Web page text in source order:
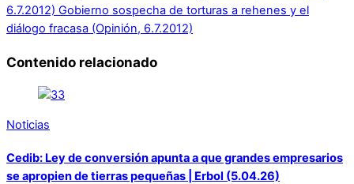
6.7.2012) Gobierno sospecha de torturas a rehenes y el
diálogo fracasa (Opinión, 6.7.2012)
Contenido relacionado
Noticias
Cedib: Ley de conversión apunta a que grandes empresarios
se apropien de tierras pequeñas | Erbol (5.04.26)